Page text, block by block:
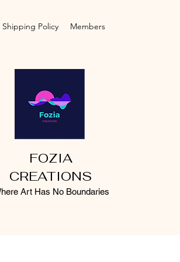
Shipping Policy Members
FOZIA
CREATIONS
Art Has No Boundaries